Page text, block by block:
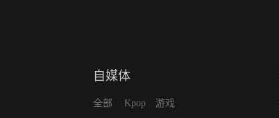
自媒体
全部 Kpop 游戏